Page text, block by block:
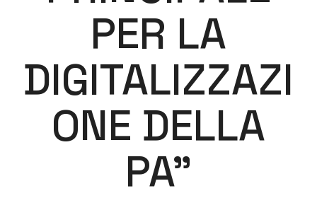
PER LA
DIGITALIZZAZI
ONE DELLA
PA”